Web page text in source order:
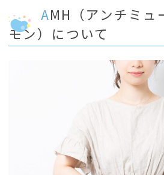
AMH（アンチミューラリアンホル
モン）について